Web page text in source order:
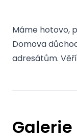
Máme hotovo,
Domova
adresátům.
Galerie